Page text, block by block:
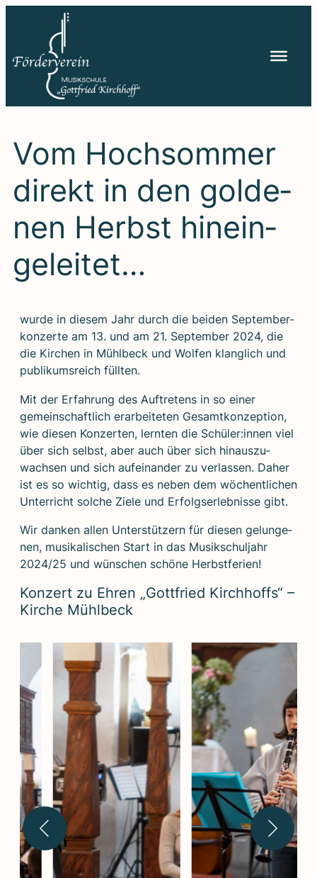
springen
Vom Hoch­som­mer
direkt in den gol­de­
nen Herbst hin­ein­
ge­lei­tet…
wur­de in die­sem Jahr durch die bei­den Sep­tem­ber­
kon­zer­te am 13. und am 21. Sep­tem­ber 2024, die
die Kir­chen in Mühl­beck und Wol­fen klang­lich und
publi­kums­reich füll­ten.
Mit der Erfah­rung des Auf­tre­tens in so einer
gemein­schaft­lich erar­bei­te­ten Gesamt­kon­zep­ti­on,
wie die­sen Kon­zer­ten, lern­ten die Schüler:innen viel
über sich selbst, aber auch über sich hin­aus­zu­
wach­sen und sich auf­ein­an­der zu ver­las­sen. Daher
ist es so wich­tig, dass es neben dem wöchent­li­chen
Unter­richt sol­che Zie­le und Erfolgs­er­leb­nis­se gibt.
Wir dan­ken allen Unter­stüt­zern für die­sen gelun­ge­
nen, musi­ka­li­schen Start in das Musik­schul­jahr
2024/25 und wün­schen schö­ne Herbst­fe­ri­en!
Kon­zert zu Ehren „Gott­fried Kirch­hoffs“ –
Kir­che Mühl­beck